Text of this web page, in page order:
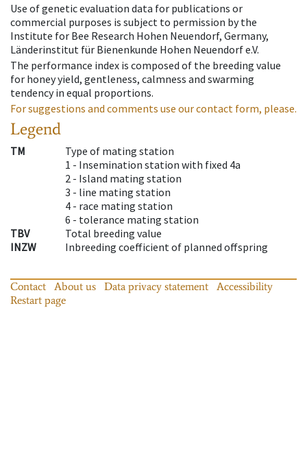
Use of genetic evaluation data for publications or
commercial purposes is subject to permission by the
Institute for Bee Research Hohen Neuendorf, Germany,
Länderinstitut für Bienenkunde Hohen Neuendorf e.V.
The performance index is composed of the breeding value
for honey yield, gentleness, calmness and swarming
tendency in equal proportions.
For suggestions and comments use our contact form, please.
Legend
TM
Type of mating station
1 - Insemination station with fixed 4a
2 - Island mating station
3 - line mating station
4 - race mating station
6 - tolerance mating station
TBV
Total breeding value
INZW
Inbreeding coefficient of planned offspring
Contact About us Data privacy statement
Accessibility
Restart page